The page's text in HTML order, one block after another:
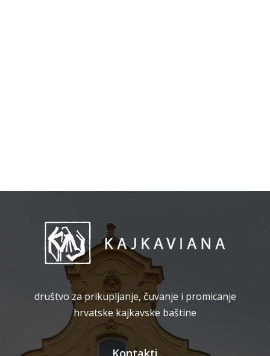
društvo za prikupljanje, čuvanje i promicanje
hrvatske kajkavske baštine
Kontakti